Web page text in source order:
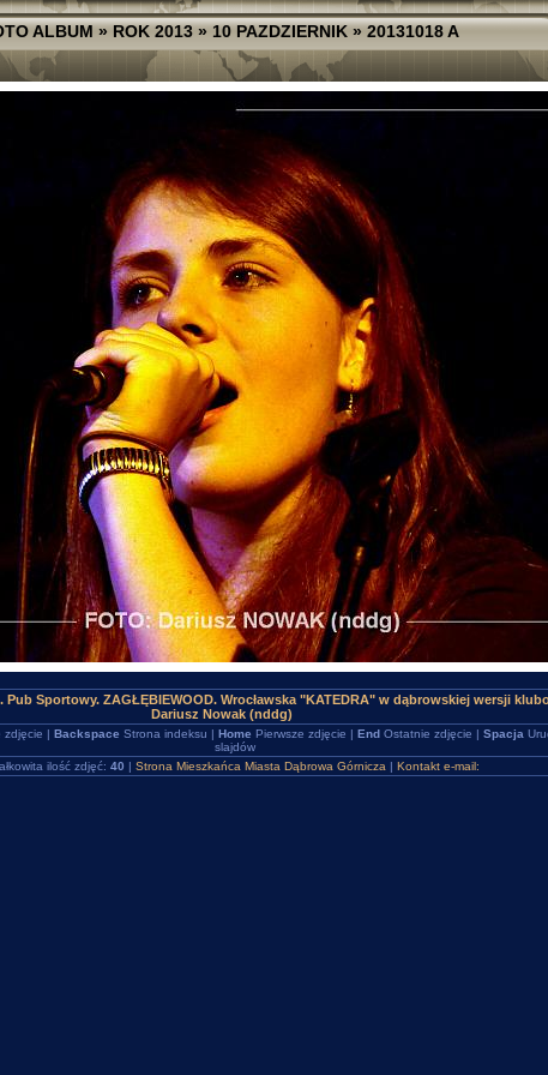
ALBUM»ROK 2013»10 PAZDZIERNIK»20131018 A
Pub Sportowy. ZAGŁĘBIEWOOD. Wrocławska "KATEDRA" w dąbrowskiej wersji
Dariusz Nowak (nddg)
zdjęcie | Backspace Strona indeksu | Home Pierwsze zdjęcie | EndOstatnie zdjęcie | Spacja
slajdów
ilość zdjęć: 40 | Strona Mieszkańca Miasta Dąbrowa Górnicza | Kontakt e-mail: